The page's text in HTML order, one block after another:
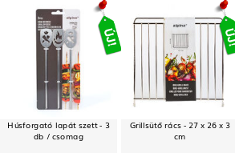
Húsforgató lapát szett - 3
db / csomag
Grillsütő rács - 27 x 26 x 3
cm